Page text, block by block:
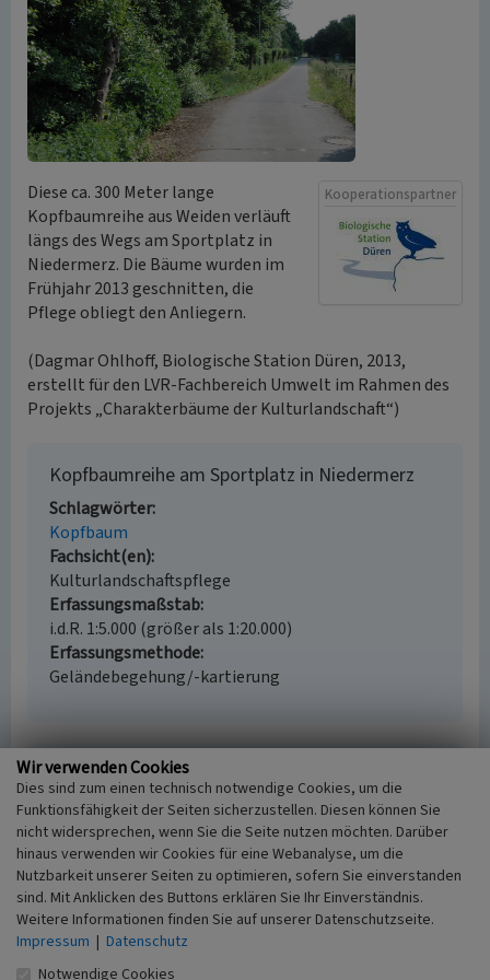
Kooperationspartner
Diese ca. 300 Meter lange
Kopfbaumreihe aus Weiden verläuft
längs des Wegs am Sportplatz in
Niedermerz. Die Bäume wurden im
Frühjahr 2013 geschnitten, die
Pflege obliegt den Anliegern.
(Dagmar Ohlhoff, Biologische Station Düren, 2013,
erstellt für den LVR-Fachbereich Umwelt im Rahmen des
Projekts „Charakterbäume der Kulturlandschaft“)
Kopfbaumreihe am Sportplatz in Niedermerz
Schlagwörter
Kopfbaum
Fachsicht(en)
Kulturlandschaftspflege
Erfassungsmaßstab
i.d.R. 1:5.000 (größer als 1:20.000)
Erfassungsmethode
Geländebegehung/-kartierung
Empfohlene Zitierweise
Urheberrechtlicher Hinweis
Der hier präsentierte Inhalt ist urheberrechtlich
geschützt. Die angezeigten Medien unterliegen
möglicherweise zusätzlichen urheberrechtlichen
Bedingungen, die an diesen ausgewiesen sind.
Empfohlene Zitierweise
Dagmar Ohlhoff (2013): „Kopfbaumreihe am
Wir verwenden Cookies
Dies sind zum einen technisch notwendige Cookies, um die
Funktionsfähigkeit der Seiten sicherzustellen. Diesen können Sie
nicht widersprechen, wenn Sie die Seite nutzen möchten. Darüber
hinaus verwenden wir Cookies für eine Webanalyse, um die
Nutzbarkeit unserer Seiten zu optimieren, sofern Sie einverstanden
sind. Mit Anklicken des Buttons erklären Sie Ihr Einverständnis.
Weitere Informationen finden Sie auf unserer Datenschutzseite.
Impressum | Datenschutz
Notwendige Cookies